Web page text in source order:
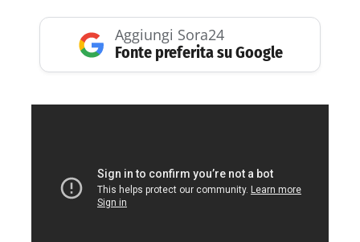
Aggiungi Sora24
Fonte preferita su Google